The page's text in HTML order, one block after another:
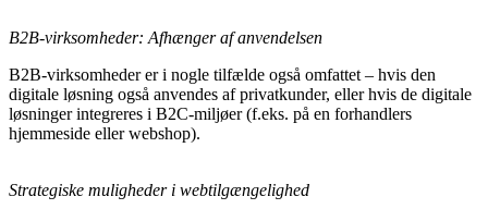
B2B-virksomheder: Afhænger af anvendelsen
B2B-virksomheder er i nogle tilfælde også omfattet – hvis den
digitale løsning også anvendes af privatkunder, eller hvis de digitale
løsninger integreres i B2C-miljøer (f.eks. på en forhandlers
hjemmeside eller webshop).
Strategiske muligheder i webtilgængelighed